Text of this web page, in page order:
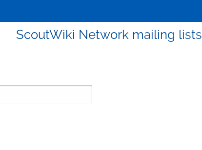
ScoutWiki Network mailing lists